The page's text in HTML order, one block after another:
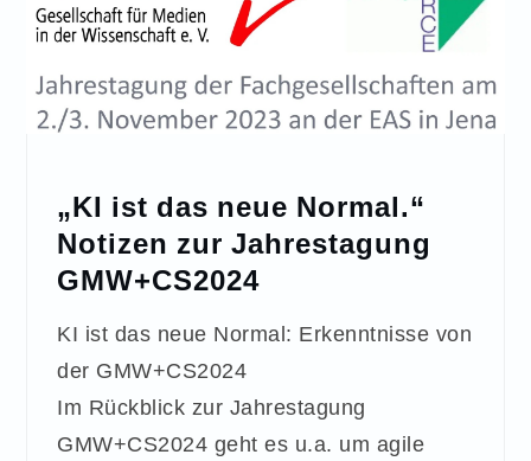
„KI ist das neue Normal.“
Notizen zur Jahrestagung
GMW+CS2024
KI ist das neue Normal: Erkenntnisse von
der GMW+CS2024
Im Rückblick zur Jahrestagung
GMW+CS2024 geht es u.a. um agile